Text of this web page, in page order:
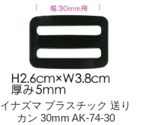
イナズマ プラスチック 送り
カン 30mm AK-74-30